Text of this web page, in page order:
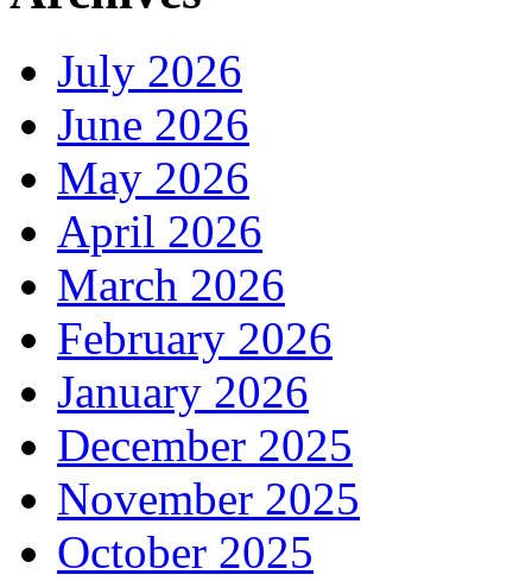
July 2026
June 2026
May 2026
April 2026
March 2026
February 2026
January 2026
December 2025
November 2025
October 2025